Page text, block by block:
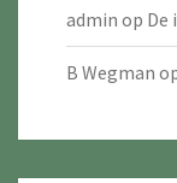
admin op De
B Wegman